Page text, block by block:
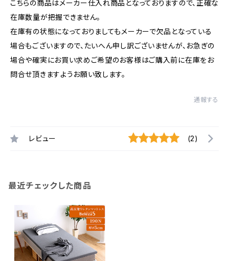
こちらの商品はメーカー仕入れ商品となっておりますので、正確な
在庫数量が把握できません。
在庫有の状態になっておりましてもメーカーで欠品となっている
場合もございますので、たいへん申し訳ございませんが、お急ぎの
場合や確実にお買い求めご希望のお客様はご購入前に在庫をお
問合せ頂きますようお願い致します。
通報する
レビュー (2)
最近チェックした商品